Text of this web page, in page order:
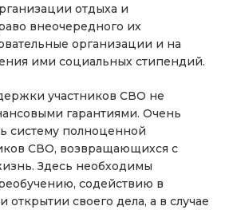
отдыха и
внеочередного их
организации и на
ими социальных стипендий.
участников СВО не
гарантиями. Очень
систему полноценной
СВО, возвращающихся с
Здесь необходимы
содействию в
открытии своего дела, а в случае